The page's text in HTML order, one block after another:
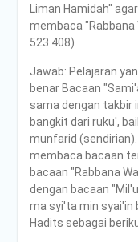
Liman Hamidah"
membaca "Rabbana
523 408)
Jawab: Pelajaran
benar Bacaan
sama dengan takbir
bangkit dari ruku',
munfarid
membaca bacaan
bacaan "Rabbana
dengan bacaan
ma syi'ta min syai'in
Hadits sebagai